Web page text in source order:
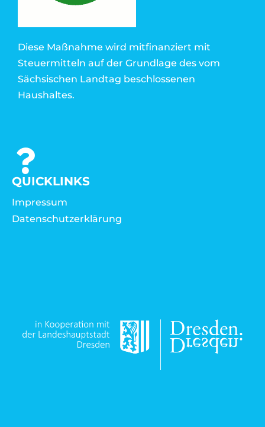
Diese Maßnahme wird mitfinanziert mit
Steuermitteln auf der Grundlage des vom
Sächsischen Landtag beschlossenen
Haushaltes.
QUICKLINKS
Impressum
Datenschutzerklärung